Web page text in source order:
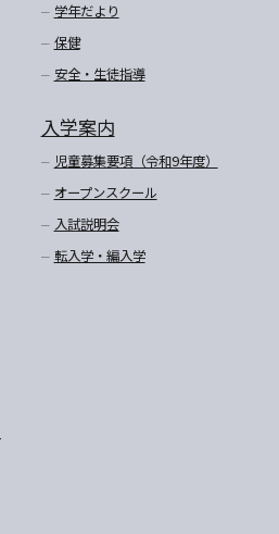
学年だより
保健
安全・生徒指導
入学案内
児童募集要項（令和9年度）
オープンスクール
入試説明会
転入学・編入学